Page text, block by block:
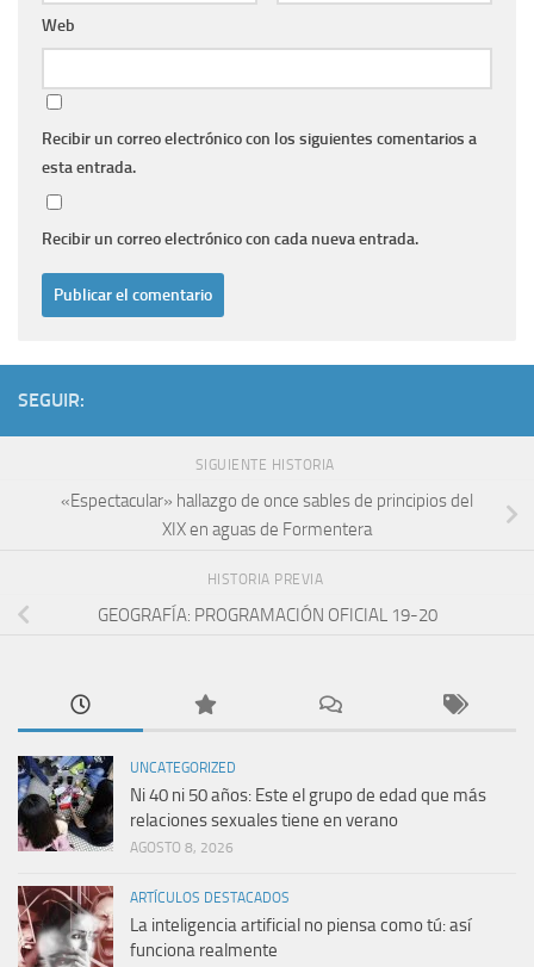
Web
Recibir un correo electrónico con los siguientes comentarios a
esta entrada.
Recibir un correo electrónico con cada nueva entrada.
SEGUIR:
SIGUIENTE HISTORIA
«Espectacular» hallazgo de once sables de principios del
XIX en aguas de Formentera
HISTORIA PREVIA
GEOGRAFÍA: PROGRAMACIÓN OFICIAL 19-20
UNCATEGORIZED
Ni 40 ni 50 años: Este el grupo de edad que más
relaciones sexuales tiene en verano
AGOSTO 8, 2026
ARTÍCULOS DESTACADOS
La inteligencia artificial no piensa como tú: así
funciona realmente